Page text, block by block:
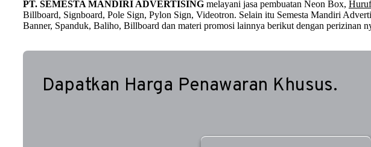
PT. SEMESTA MANDIRI ADVERTISINGmelayani jasa pembuatan Neon Box,
Billboard, Signboard, Pole Sign, Pylon Sign, Videotron. Selain itu Semesta Mandiri
Banner, Spanduk, Baliho, Billboard dan materi promosi lainnya berikut dengan perizinan
Dapatkan Harga Penawaran Khusus.